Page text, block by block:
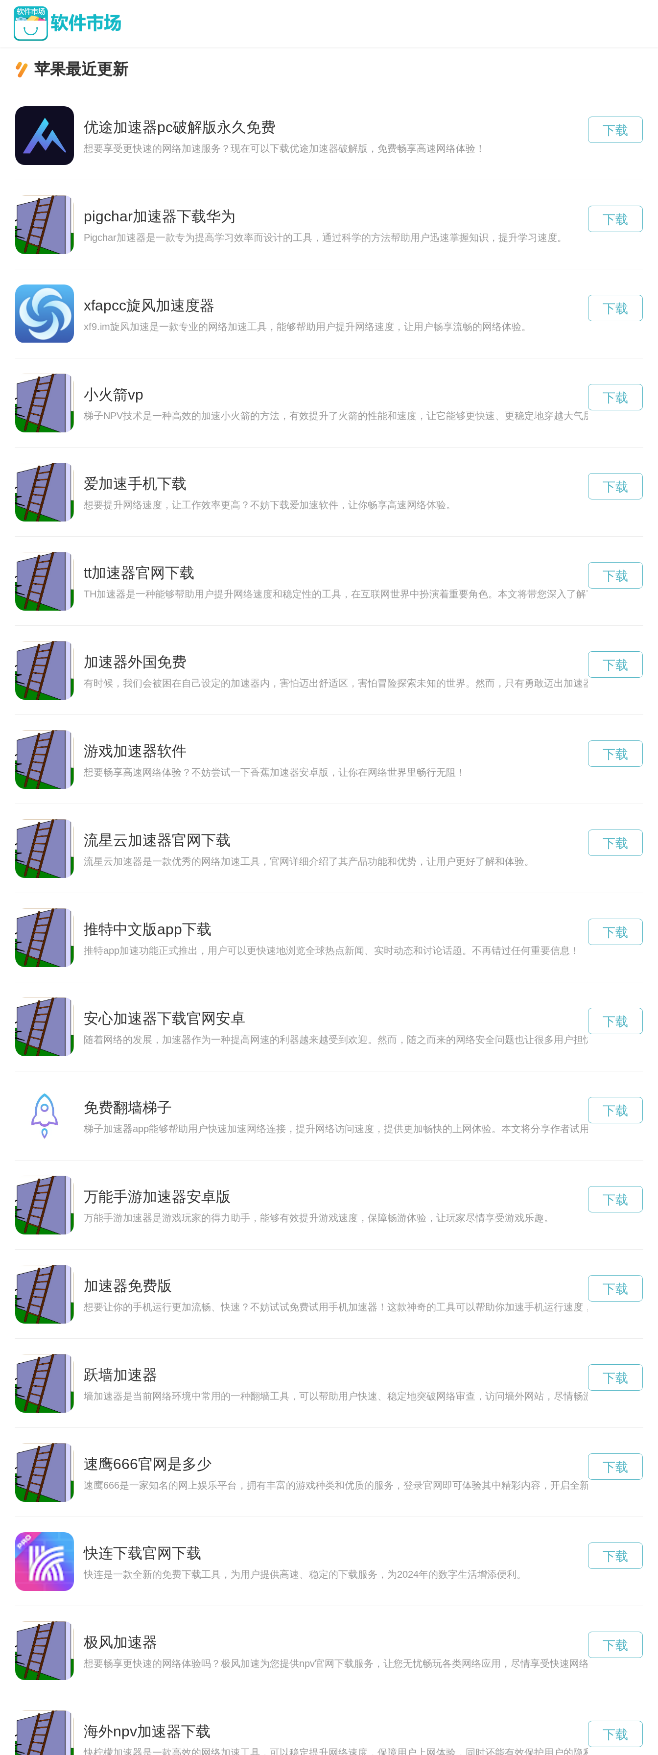
苹果最近更新
优途加速器pc破解版永久免费
想要享受更快速的网络加速服务？现在可以下载优途加速器破解版，免费畅享高速网络体验！
下载
pigchar加速器下载华为
Pigchar加速器是一款专为提高学习效率而设计的工具，通过科学的方法帮助用户迅速掌握知识，提升学习速度。
下载
xfapcc旋风加速度器
xf9.im旋风加速是一款专业的网络加速工具，能够帮助用户提升网络速度，让用户畅享流畅的网络体验。
下载
小火箭vp
梯子NPV技术是一种高效的加速小火箭的方法，有效提升了火箭的性能和速度，让它能够更快速、更稳定地穿越大气层。
下载
爱加速手机下载
想要提升网络速度，让工作效率更高？不妨下载爱加速软件，让你畅享高速网络体验。
下载
tt加速器官网下载
TH加速器是一种能够帮助用户提升网络速度和稳定性的工具，在互联网世界中扮演着重要角色。本文将带您深入了解TH加速器的工
下载
加速器外国免费
有时候，我们会被困在自己设定的加速器内，害怕迈出舒适区，害怕冒险探索未知的世界。然而，只有勇敢迈出加速器外，才能真
下载
游戏加速器软件
想要畅享高速网络体验？不妨尝试一下香蕉加速器安卓版，让你在网络世界里畅行无阻！
下载
流星云加速器官网下载
流星云加速器是一款优秀的网络加速工具，官网详细介绍了其产品功能和优势，让用户更好了解和体验。
下载
推特中文版app下载
推特app加速功能正式推出，用户可以更快速地浏览全球热点新闻、实时动态和讨论话题。不再错过任何重要信息！
下载
安心加速器下载官网安卓
随着网络的发展，加速器作为一种提高网速的利器越来越受到欢迎。然而，随之而来的网络安全问题也让很多用户担忧。如何在使
下载
免费翻墙梯子
梯子加速器app能够帮助用户快速加速网络连接，提升网络访问速度，提供更加畅快的上网体验。本文将分享作者试用梯子加速器
下载
万能手游加速器安卓版
万能手游加速器是游戏玩家的得力助手，能够有效提升游戏速度，保障畅游体验，让玩家尽情享受游戏乐趣。
下载
加速器免费版
想要让你的手机运行更加流畅、快速？不妨试试免费试用手机加速器！这款神奇的工具可以帮助你加速手机运行速度，优化手机性能
下载
跃墙加速器
墙加速器是当前网络环境中常用的一种翻墙工具，可以帮助用户快速、稳定地突破网络审查，访问墙外网站，尽情畅游自由网络世界
下载
速鹰666官网是多少
速鹰666是一家知名的网上娱乐平台，拥有丰富的游戏种类和优质的服务，登录官网即可体验其中精彩内容，开启全新娱乐之旅。
下载
快连下载官网下载
快连是一款全新的免费下载工具，为用户提供高速、稳定的下载服务，为2024年的数字生活增添便利。
下载
极风加速器
想要畅享更快速的网络体验吗？极风加速为您提供npv官网下载服务，让您无忧畅玩各类网络应用，尽情享受快速网络体验。
下载
海外npv加速器下载
快柠檬加速器是一款高效的网络加速工具，可以稳定提升网络速度，保障用户上网体验，同时还能有效保护用户的隐私安全。
下载